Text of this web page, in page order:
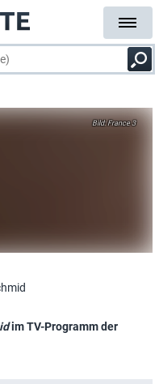
France 3
im TV-Programm der